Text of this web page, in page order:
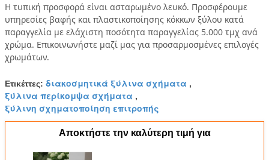
Η τυπική προσφορά είναι ασταρωμένο λευκό. Προσφέρουμε
υπηρεσίες βαφής και πλαστικοποίησης κόκκων ξύλου κατά
παραγγελία με ελάχιστη ποσότητα παραγγελίας 5.000 τμχ ανά
χρώμα. Επικοινωνήστε μαζί μας για προσαρμοσμένες επιλογές
χρωμάτων.
Ετικέττες: διακοσμητικά ξύλινα σχήματα ,
ξύλινα περίκομψα σχήματα ,
ξύλινη σχηματοποίηση επιτροπής
Αποκτήστε την καλύτερη τιμή για